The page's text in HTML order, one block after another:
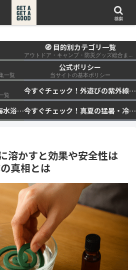
a get a good
🧭 目的別カテゴリ一覧
アウトドア・キャンプ・防災グッズ総合まとめ
一覧
公式ポリシー
当サイトの基本ポリシー
覧
今すぐチェック！外遊びの紫外線対策・日差し快適化計画｜帽子・日傘・ウェア・日焼け止めを総まとめ☀️🏕️👓
今すぐチェック！水遊び・海水浴の快適化計画｜浮き輪・服装・日陰・安全対策を総まとめ🏖️🌊✨
今すぐチェック！真夏の猛暑・冷却・保冷快適化計画｜外遊び・キャンプ・車中泊の暑さ対策を総まとめ☀️🧊🏕️
溶かすと効果や安全性は
真相とは
検索